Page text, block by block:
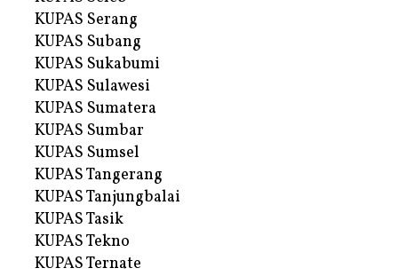
KUPAS Serang
KUPAS Subang
KUPAS Sukabumi
KUPAS Sulawesi
KUPAS Sumatera
KUPAS Sumbar
KUPAS Sumsel
KUPAS Tangerang
KUPAS Tanjungbalai
KUPAS Tasik
KUPAS Tekno
KUPAS Ternate